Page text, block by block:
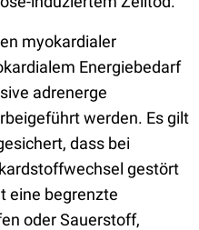
myokardialer
Energiebedarf
adrenerge
werden. Es gilt
dass bei
gestört
eine begrenzte
oder Sauerstoff,